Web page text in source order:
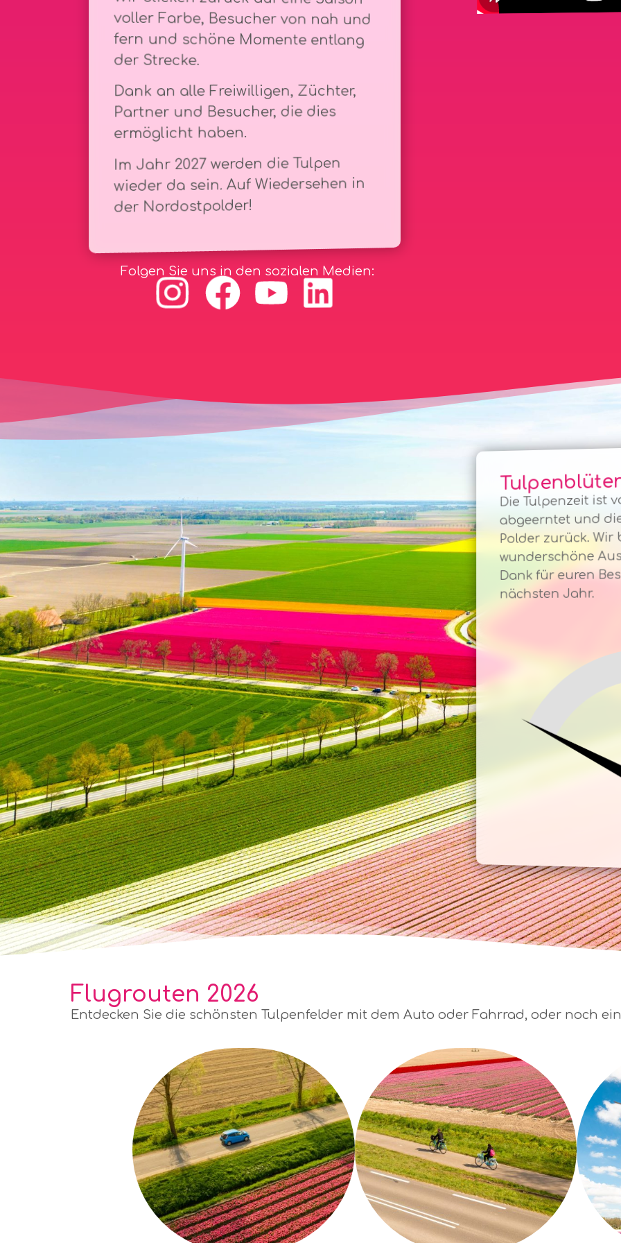
der Strecke.
Dank an alle Freiwilligen, Züchter,
Partner und Besucher, die dies
ermöglicht haben.
Im Jahr 2027 werden die Tulpen
wieder da sein. Auf Wiedersehen in
der Nordostpolder!
Folgen Sie uns in den sozialen Medien:
Die Tulpenzeit ist
abgeerntet und
Polder zurück.
wunderschöne
Dank für euren
nächsten Jahr.
Flugrouten 2026
Entdecken Sie die schönsten Tulpenfelder mit dem Auto oder Fahrrad, oder noch